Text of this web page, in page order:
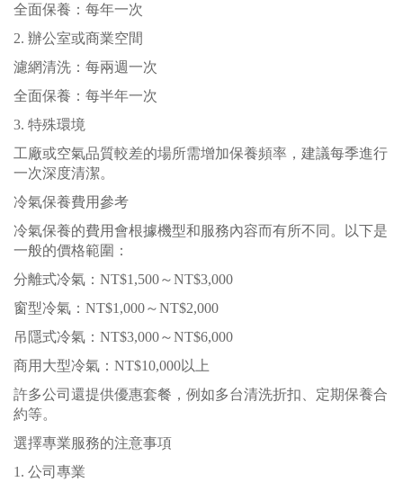
全面保養：每年一次
2. 辦公室或商業空間
濾網清洗：每兩週一次
全面保養：每半年一次
3. 特殊環境
工廠或空氣品質較差的場所需增加保養頻率，建議每季進行
一次深度清潔。
冷氣保養費用參考
冷氣保養的費用會根據機型和服務內容而有所不同。以下是
一般的價格範圍：
分離式冷氣：NT$1,500～NT$3,000
窗型冷氣：NT$1,000～NT$2,000
吊隱式冷氣：NT$3,000～NT$6,000
商用大型冷氣：NT$10,000以上
許多公司還提供優惠套餐，例如多台清洗折扣、定期保養合
約等。
選擇專業服務的注意事項
1. 公司專業